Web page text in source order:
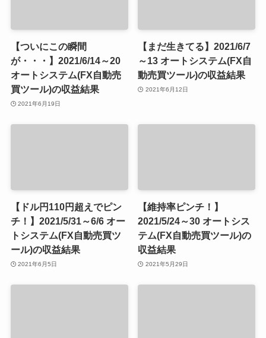
【ついにこの瞬間
が・・・】2021/6/14～20
オートシステム(FX自動売
買ツール)の収益結果
2021年6月19日
【まだ生きてる】2021/6/7
～13 オートシステム(FX自
動売買ツール)の収益結果
2021年6月12日
【ドル円110円超えでピン
チ！】2021/5/31～6/6 オー
トシステム(FX自動売買ツ
ール)の収益結果
2021年6月5日
【維持率ピンチ！】
2021/5/24～30 オートシス
テム(FX自動売買ツール)の
収益結果
2021年5月29日